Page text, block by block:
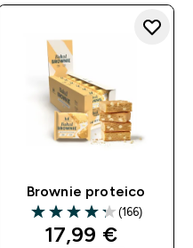
Brownie proteico
4.28 out of 5 stars
(166)
discounted
17,99 €‎